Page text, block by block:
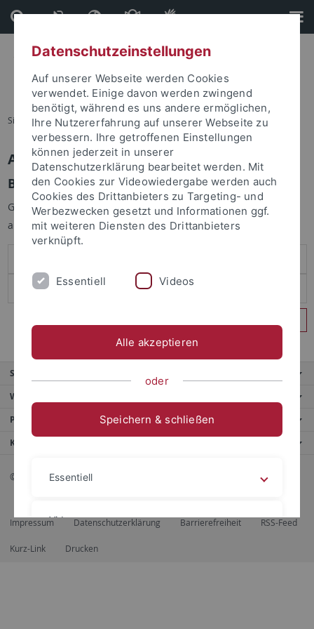
Direkt
zum
Inhalt
Direkt
zur
Fußleiste
Sie sind hier: Startseite
Anmelden
Benutzeranmeldung
Geben Sie Ihren Benutzernamen und Ihr Passwort an um sich
anzumelden:
Service
Weitere Angebote
Portale
Kontaktinfo
© 2026 Eberhard Karls Universität Tübingen, Tübingen
Impressum Datenschutzerklärung Barrierefreiheit RSS-Feed
Kurz-Link Drucken
Datenschutzeinstellungen
Auf unserer Webseite werden Cookies
verwendet. Einige davon werden zwingend
benötigt, während es uns andere ermöglichen,
Ihre Nutzererfahrung auf unserer Webseite zu
verbessern. Ihre getroffenen Einstellungen
können jederzeit in unserer
Datenschutzerklärung bearbeitet werden. Mit
den Cookies zur Videowiedergabe werden auch
Cookies des Drittanbieters zu Targeting- und
Werbezwecken gesetzt und Informationen ggf.
mit weiteren Diensten des Drittanbieters
verknüpft.
Essentiell Videos
Alle akzeptieren
oder
Speichern & schließen
Essentiell
Videos